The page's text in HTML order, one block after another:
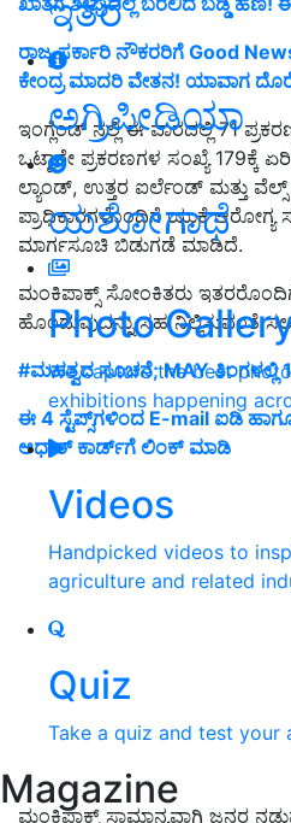
ಇತರೆ
ಅಗ್ರಿಪೀಡಿಯಾ
ಯಶೋಗಾಥೆ
Photo
We capture the best
exhibitions happening
Videos
Handpicked videos to
agriculture and related
Quiz
Take a quiz and test your
Magazine
ರಾಜ್ಯ ಸರ್ಕಾರಿ ನೌಕರರಿಗೆ Good
ಕೇಂದ್ರ ಮಾದರಿ ವೇತನ! ಯಾವಾಗ
ಇಂಗ್ಲೆಂಡ್ ನಲ್ಲಿ ಈ ವಾರದಲ್ಲಿ 71
ಒಟ್ಟಾರೇ ಪ್ರಕರಣಗಳ ಸಂಖ್ಯೆ 179ಕ್ಕೆ
ಲ್ಯಾಂಡ್, ಉತ್ತರ ಐರ್ಲೆಂಡ್ ಮತ್ತು
ಪ್ರಾಧಿಕಾರಗಳೊಂದಿಗೆ ಯುಕೆ ಆರೋಗ್ಯ
ಮಾರ್ಗಸೂಚಿ ಬಿಡುಗಡೆ ಮಾಡಿದೆ.
ಮಂಕಿಪಾಕ್ಸ್ ಸೋಂಕಿತರು
ಹೊಂದುವುದನ್ನು ಸಹ ನಿಲ್ಲಿಸುವಂತೆ
#ಮಹತ್ವದ ಸೂಚನೆ; MAY ತಿಂಗಳಲ್ಲಿ
ಈ 4 ಸ್ಟೆಪ್ಸ್‌ಗಳಿಂದ E-mail ಐಡಿ
ಆಧಾರ್‌ ಕಾರ್ಡ್‌ಗೆ ಲಿಂಕ್‌ ಮಾಡಿ
ಮಂಕಿಪಾಕ್ಸ್ ಸಾಮಾನ್ಯವಾಗಿ ಜನರ